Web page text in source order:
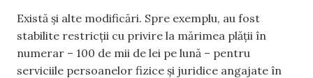
Există și alte modificări. Spre exemplu, au fost
stabilite restricții cu privire la mărimea plății în
numerar – 100 de mii de lei pe lună – pentru
serviciile persoanelor fizice și juridice angajate în